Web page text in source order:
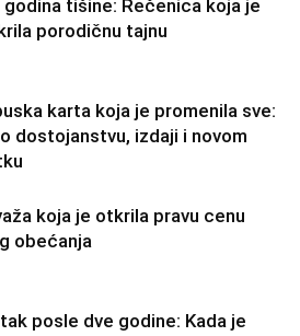
godina tišine: Rečenica koja je
porodičnu tajnu
karta koja je promenila sve:
dostojanstvu, izdaji i novom
koja je otkrila pravu cenu
obećanja
posle dve godine: Kada je